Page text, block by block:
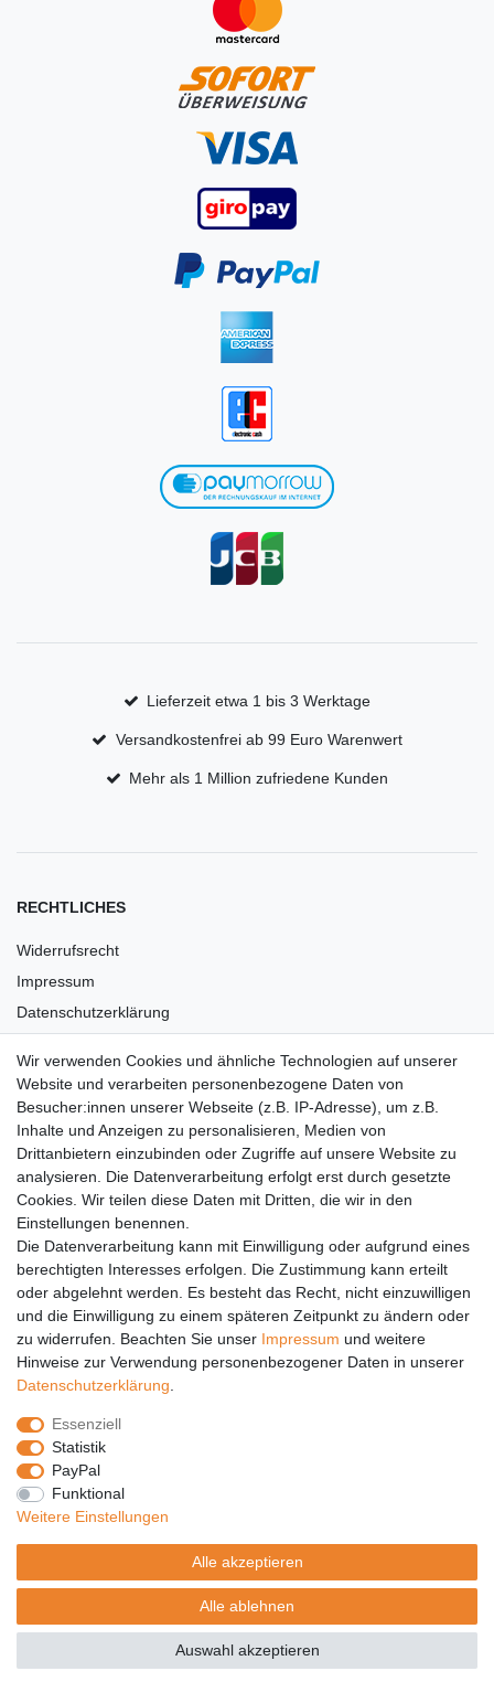
Lieferzeit etwa 1 bis 3 Werktage
Versandkostenfrei ab 99 Euro Warenwert
Mehr als 1 Million zufriedene Kunden
RECHTLICHES
Widerrufsrecht
Impressum
Datenschutzerklärung
Versandkosten
Barrierefreiheit
Anleitungen
Vertrag widerrufen
PARTNER
DHL
GLS
PaketPLUS
SPONSORING
Malchower SV 90
Malchower Wölfe
ZERTIFIKATE
Händlerbund
Trusted Shops
Wir verwenden Cookies und ähnliche Technologien auf unserer
Website und verarbeiten personenbezogene Daten von
Besucher:innen unserer Webseite (z.B. IP-Adresse), um z.B.
Inhalte und Anzeigen zu personalisieren, Medien von
Drittanbietern einzubinden oder Zugriffe auf unsere Website zu
analysieren. Die Datenverarbeitung erfolgt erst durch gesetzte
Cookies. Wir teilen diese Daten mit Dritten, die wir in den
Einstellungen benennen.
Die Datenverarbeitung kann mit Einwilligung oder aufgrund eines
berechtigten Interesses erfolgen. Die Zustimmung kann erteilt
oder abgelehnt werden. Es besteht das Recht, nicht einzuwilligen
und die Einwilligung zu einem späteren Zeitpunkt zu ändern oder
zu widerrufen. Beachten Sie unser Impressum und weitere
Hinweise zur Verwendung personenbezogener Daten in unserer
Daten­schutz­erklärung
Essenziell
Statistik
PayPal
Funktional
Weitere Einstellungen
Alle akzeptieren
Alle ablehnen
Auswahl akzeptieren